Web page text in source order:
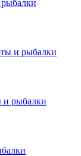
и рыбалки
и рыбалки